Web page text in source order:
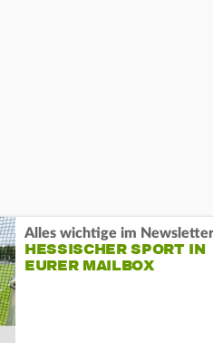
Alles wichtige im Newsletter
HESSISCHER SPORT IN
EURER MAILBOX